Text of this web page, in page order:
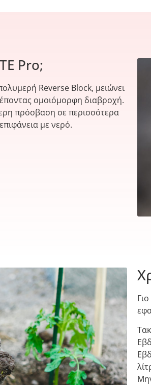
Prο;
Reverse Block, μειώνει
ομοιόμορφη διαβροχή.
πρόσβαση σε περισσότερα
με νερό.